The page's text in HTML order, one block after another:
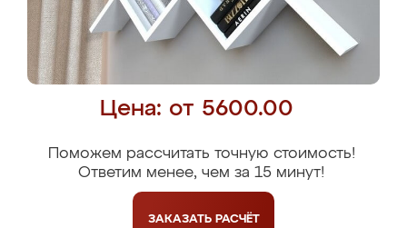
Цена: от 5600.00
Поможем рассчитать точную стоимость!
Ответим менее, чем за 15 минут!
ЗАКАЗАТЬ РАСЧЁТ